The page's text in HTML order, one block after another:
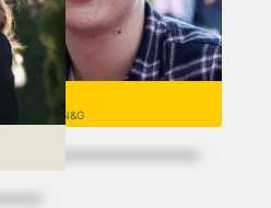
Niek
VWO 6, N&T/N&G